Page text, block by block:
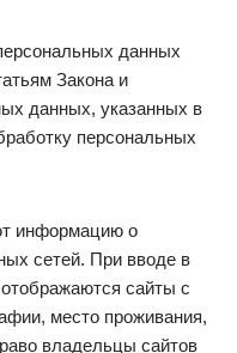
данных
Закона и
данных, указанных в
персональных
информацию о
сетей. При вводе в
сайты с
место проживания,
владельцы сайтов